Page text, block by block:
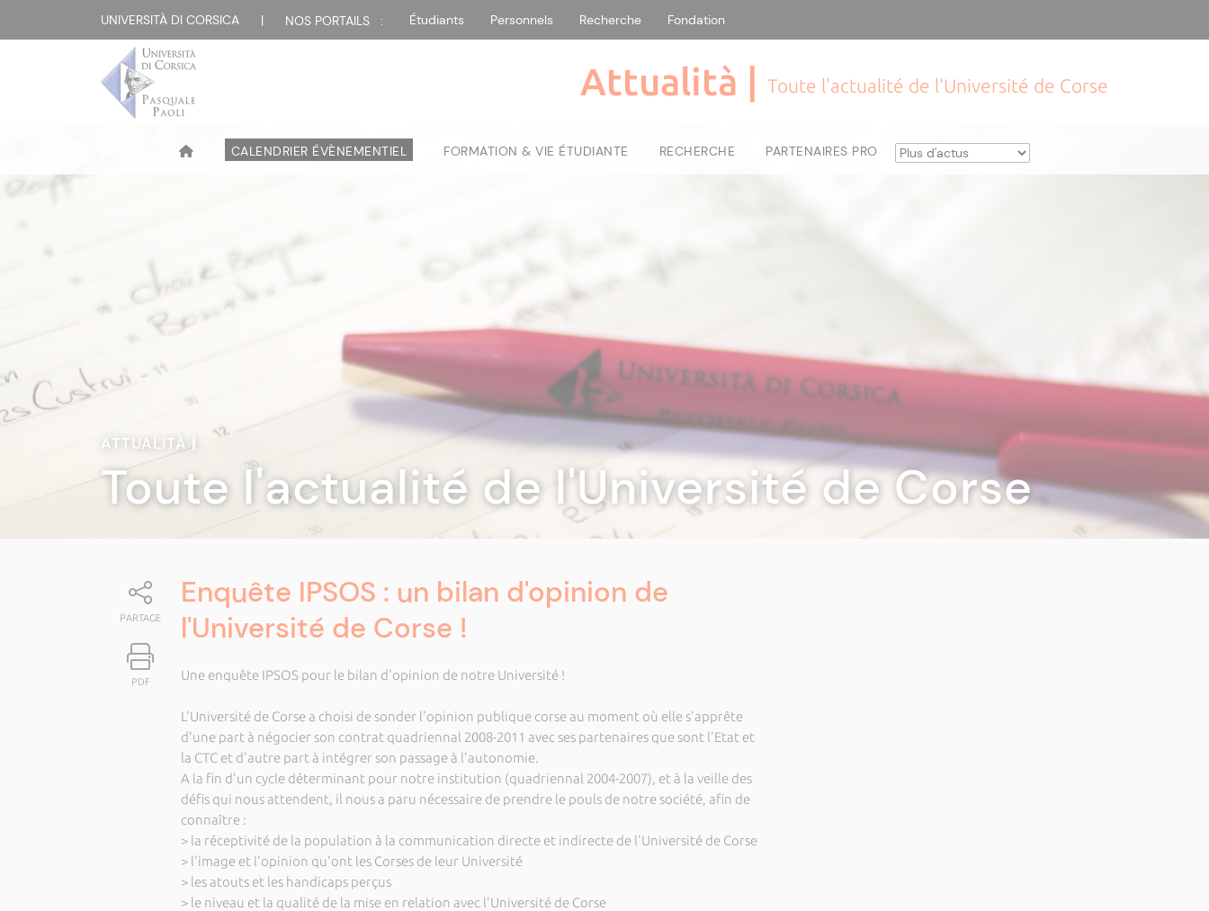
UNIVERSITÀ DI CORSICA | NOS PORTAILS : Étudiants Personnels Recherche Fondation
Attualità | Toute l'actualité de l'Université de Corse
CALENDRIER ÉVÈNEMENTIEL FORMATION & VIE ÉTUDIANTE RECHERCHE PARTENAIRES PRO
ATTUALITÀ|
Toute l'actualité de l'Université de Corse
PARTAGE
PDF
Enquête IPSOS : un bilan d'opinion de
l'Université de Corse !
Une enquête IPSOS pour le bilan d'opinion de notre Université !
L'Université de Corse a choisi de sonder l'opinion publique corse au moment où elle s'apprête
d'une part à négocier son contrat quadriennal 2008-2011 avec ses partenaires que sont l'Etat et
la CTC et d'autre part à intégrer son passage à l'autonomie.
A la fin d'un cycle déterminant pour notre institution (quadriennal 2004-2007), et à la veille des
défis qui nous attendent, il nous a paru nécessaire de prendre le pouls de notre société, afin de
connaître :
> la réceptivité de la population à la communication directe et indirecte de l'Université de Corse
> l'image et l'opinion qu'ont les Corses de leur Université
> les atouts et les handicaps perçus
> le niveau et la qualité de la mise en relation avec l'Université de Corse